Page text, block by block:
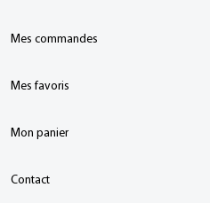
Mes commandes
Mes favoris
Mon panier
Contact